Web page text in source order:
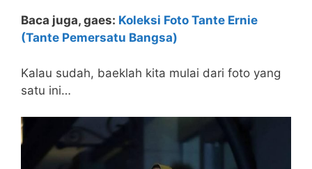
Baca juga, gaes: Koleksi Foto Tante Ernie
(Tante Pemersatu Bangsa)
Kalau sudah, baeklah kita mulai dari foto yang
satu ini…